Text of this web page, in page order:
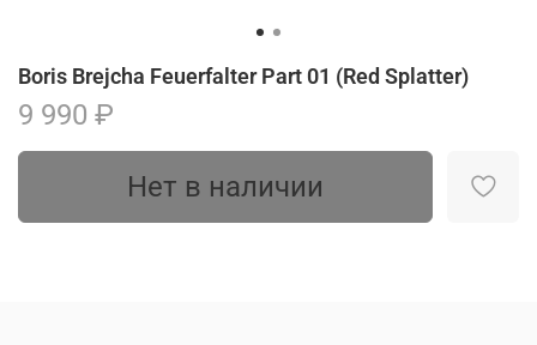
Boris Brejcha Feuerfalter Part 01 (Red Splatter)
9 990 ₽
Нет в наличии